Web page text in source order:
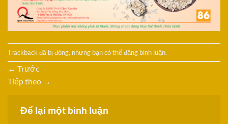
Trackback đã bị đóng, nhưng bạn có thểđăng bình luận.
← Trước
Tiếp theo →
Để lại một bình luận